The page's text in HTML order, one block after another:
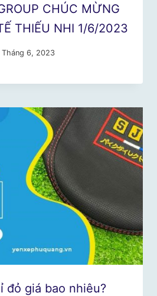
CHÚC MỪNG
THIẾU NHI 1/6/2023
Tháng 6, 2023
đỏ giá bao nhiêu?